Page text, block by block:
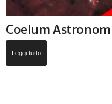
Coelum
Leggi tutto